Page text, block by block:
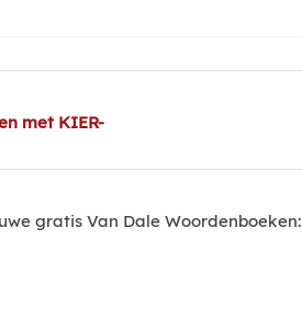
met KIER-
gratis Van Dale Woordenboeken: